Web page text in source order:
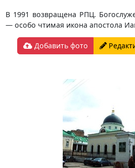
В 1991 возвращена РПЦ.
— особо чтимая икона апостола
Добавить фото